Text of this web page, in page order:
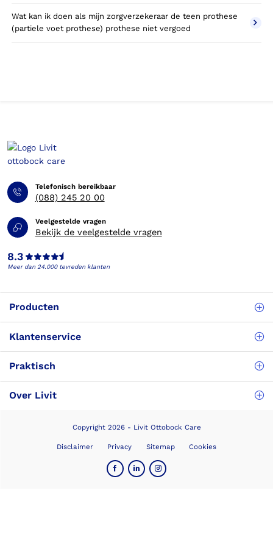
Wat kan ik doen als mijn zorgverzekeraar de teen prothese
(partiele voet prothese) prothese niet vergoed
Telefonisch bereikbaar
(088) 245 20 00
Veelgestelde vragen
Bekijk de veelgestelde vragen
8.3
Meer dan 24.000 tevreden klanten
Producten
Klantenservice
Praktisch
Over Livit
Copyright 2026 - Livit Ottobock Care
Disclaimer Privacy Sitemap Cookies